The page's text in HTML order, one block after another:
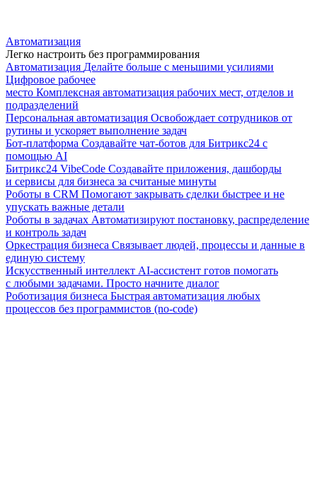
Автоматизация
Легко настроить без программирования
Автоматизация Делайте больше с меньшими усилиями
Цифровое рабочее
место Комплексная автоматизация рабочих мест, отделов и
подразделений
Персональная автоматизация Освобождает сотрудников от
рутины и ускоряет выполнение задач
Бот-платформа Создавайте чат-ботов для Битрикс24 с
помощью AI
Битрикс24 VibeCode Создавайте приложения, дашборды
и сервисы для бизнеса за считаные минуты
Роботы в CRM Помогают закрывать сделки быстрее и не
упускать важные детали
Роботы в задачах Автоматизируют постановку, распределение
и контроль задач
Оркестрация бизнеса Связывает людей, процессы и данные в
единую систему
Искусственный интеллект AI-ассистент готов помогать
с любыми задачами. Просто начните диалог
Роботизация бизнеса Быстрая автоматизация любых
процессов без программистов (no-code)